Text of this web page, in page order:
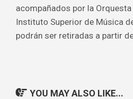
acompañados por la
Instituto Superior de Música
podrán ser retiradas a partir
YOU MAY ALSO LIKE...